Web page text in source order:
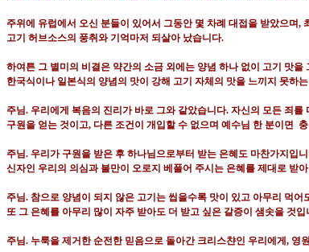
주위에 유럽에서 오신 분들이 있어서 그동안 몇 차례 대접을 받았으며,
고기 허브소스의 풍취와 기억마저 되살아 났습니다.
하여튼 그 별미의 비결은 약간의 소금 외에는 양념 하나 없이 고기 맛을
한국식이나 일본식의 양념의 맛이 강해 고기 자체의 맛을 느끼지 못하
주님. 우리에게 복음의 진리가 바로 그와 같았습니다. 자신의 모든 죄를
구원을 얻는 것이고, 다른 조건이 개입할 수 없으며 예수님 한 분이면
주님. 우리가 구원을 받은 후 하나님으로부터 받는 은혜도 마찬가지입
신자인 우리의 의심과 불만이 오로지 베풀어 주시는 은혜를 제대로 받
주님. 참으로 양념이 되지 않은 고기는 씹을수록 맛이 있고 아무리 먹어
또 그 은혜를 아무리 많이 자주 받아도 더 받고 싶은 갈증이 샘솟을 것입
주님. 누룩을 제거한 순전한 믿음으로 돌아간 크리스챤인 우리에게 , 영